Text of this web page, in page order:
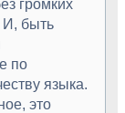
громких
И, быть
по
языка.
это